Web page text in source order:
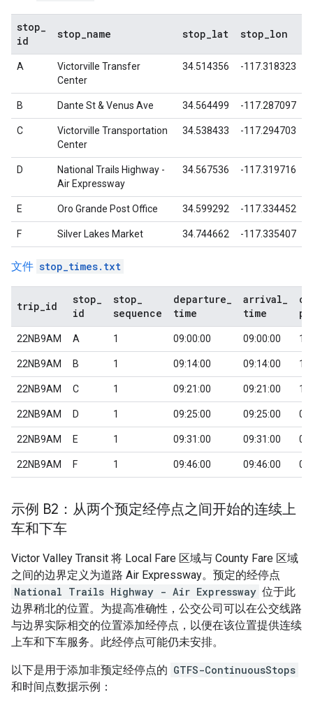
stop
id
stop name stop lat stop lon
A
Victorville Transfer
Center
34.514356 -117.318323
B Dante St & Venus Ave 34.564499 -117.287097
C
Victorville Transportation
Center
34.538433 -117.294703
D
National Trails Highway -
Air Expressway
34.567536 -117.319716
E Oro Grande Post Office 34.599292 -117.334452
F Silver Lakes Market 34.744662 -117.335407
文件 stop_times.txt
trip id
stop
id
stop
sequence
departure
time
arrival
time
22NB9AM A 1 09:00:00 09:00:00 1
22NB9AM B 1 09:14:00 09:14:00 1
22NB9AM C 1 09:21:00 09:21:00 1
22NB9AM D 1 09:25:00 09:25:00 0
22NB9AM E 1 09:31:00 09:31:00 0
22NB9AM F 1 09:46:00 09:46:00 0
示例 B2：从两个预定经停点之间开始的连续上
车和下车
Victor Valley Transit 将 Local Fare 区域与 County Fare 区域
之间的边界定义为道路 Air Expressway。预定的经停点
National Trails Highway - Air Expressway 位于此
边界稍北的位置。为提高准确性，公交公司可以在公交线路
与边界实际相交的位置添加经停点，以便在该位置提供连续
上车和下车服务。此经停点可能仍未安排。
以下是用于添加非预定经停点的 GTFS-ContinuousStops
和时间点数据示例：